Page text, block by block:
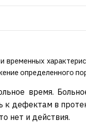
временных
определенного
время.
дефектам в
нет и действия.